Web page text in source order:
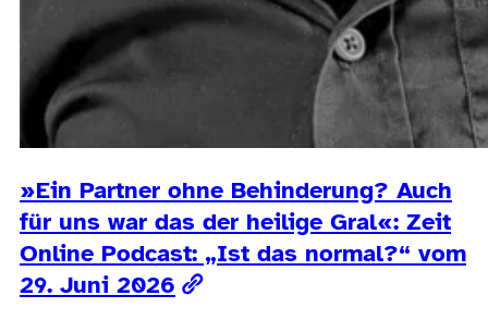
»Ein Partner ohne Behinderung? Auch
für uns war das der heilige Gral«: Zeit
Online Podcast: „Ist das normal?“ vom
29. Juni 2026